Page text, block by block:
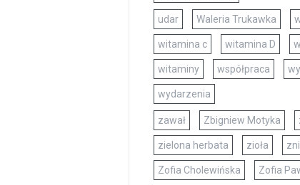
udar Waleria Trukawka
witamina c witamina D
witaminy współpraca
wydarzenia
zawał Zbigniew Motyka
zielona herbata zioła
Zofia Cholewińska Zofia